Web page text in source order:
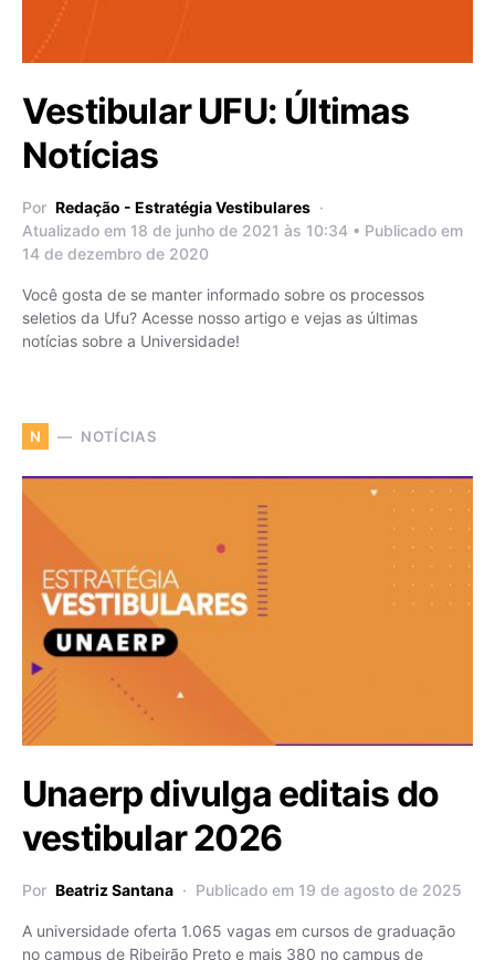
Vestibular UFU: Últimas
Notícias
Por Redação - Estratégia Vestibulares
Atualizado em 18 de junho de 2021 às 10:34 • Publicado em
14 de dezembro de 2020
Você gosta de se manter informado sobre os processos
seletios da Ufu? Acesse nosso artigo e vejas as últimas
notícias sobre a Universidade!
N NOTÍCIAS
Unaerp divulga editais do
vestibular 2026
Por Beatriz Santana Publicado em 19 de agosto de 2025
A universidade oferta 1.065 vagas em cursos de graduação
no campus de Ribeirão Preto e mais 380 no campus de